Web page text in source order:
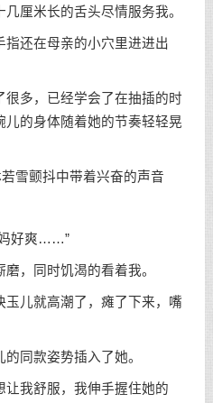
厘米长的舌头尽情服务我。
还在母亲的小穴里进进出
多，已经学会了在抽插的时
的身体随着她的节奏轻轻晃
雪颤抖中带着兴奋的声音
好爽……”
，同时饥渴的看着我。
儿就高潮了，瘫了下来，嘴
同款姿势插入了她。
我舒服，我伸手握住她的